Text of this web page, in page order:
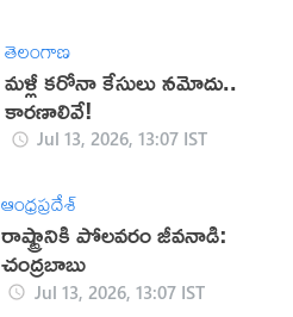
తెలంగాణ
మళ్లీ కరోనా కేసులు నమోదు..
కారణాలివే!
Jul 13, 2026, 13:07 IST
ఆంధ్రప్రదేశ్
రాష్ట్రానికి పోలవరం జీవనాడి:
చంద్రబాబు
Jul 13, 2026, 13:07 IST